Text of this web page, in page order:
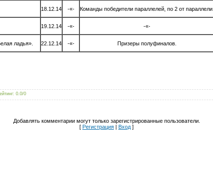
18.12.14 -«- Команды победители параллелей, по 2 от параллели.
19.12.14 -«- -«-
ладья». 22.12.14 -«- Призеры полуфиналов.
: 0.0/0
Добавлять комментарии могут только зарегистрированные пользователи.
[ Регистрация | Вход ]